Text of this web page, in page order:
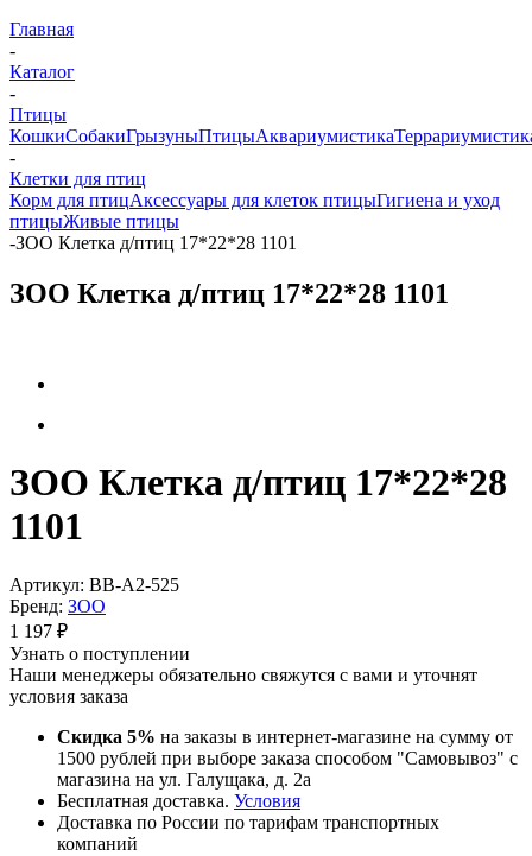
Главная
-
Каталог
-
Птицы
КошкиСобакиГрызуныПтицыАквариумистика
-
Клетки для птиц
Корм для птицАксессуары для клеток птицыГигиена и уход
птицыЖивые птицы
-ЗОО Клетка д/птиц 17*22*28 1101
ЗОО Клетка д/птиц 17*22*28 1101
ЗОО Клетка д/птиц 17*22*28
1101
Артикул: BB-A2-525
Бренд: ЗОО
1 197 ₽
Узнать о поступлении
Наши менеджеры обязательно свяжутся с вами и уточнят
условия заказа
Скидка 5% на заказы в интернет-магазине на сумму от
1500 рублей при выборе заказа способом "Самовывоз" с
магазина на ул. Галущака, д. 2а
Бесплатная доставка. Условия
Доставка по России по тарифам транспортных
компаний